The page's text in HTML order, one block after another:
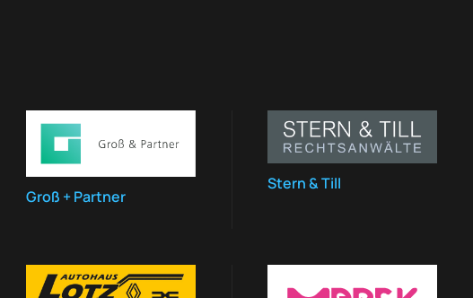
Groß + Partner
Stern & Till